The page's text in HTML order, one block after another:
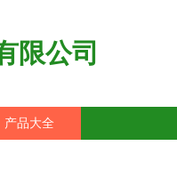
限公司
产品大全